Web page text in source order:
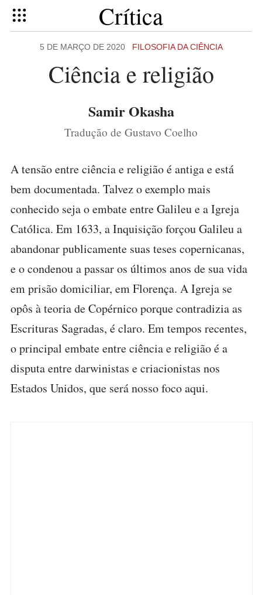
Crítica
5 DE MARÇO DE 2020 FILOSOFIA DA CIÊNCIA
Ciência e religião
Samir Okasha
Tradução de Gustavo Coelho
A tensão entre ciência e religião é antiga e está
bem documentada. Talvez o exemplo mais
conhecido seja o embate entre Galileu e a Igreja
Católica. Em 1633, a Inquisição forçou Galileu a
abandonar publicamente suas teses copernicanas,
e o condenou a passar os últimos anos de sua vida
em prisão domiciliar, em Florença. A Igreja se
opôs à teoria de Copérnico porque contradizia as
Escrituras Sagradas, é claro. Em tempos recentes,
o principal embate entre ciência e religião é a
disputa entre darwinistas e criacionistas nos
Estados Unidos, que será nosso foco aqui.